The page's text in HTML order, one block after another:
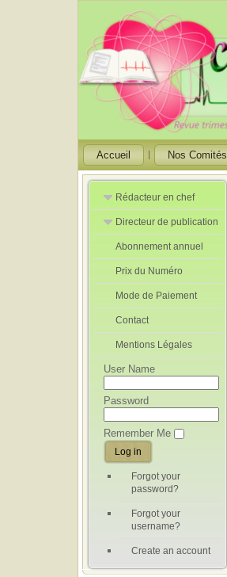
Accueil Nos Comités
Rédacteur en chef
Rédacteurs en
Chef Adjoint
Directeur de publication
Directeur de
publication
adjoint
Abonnement annuel
Prix du Numéro
Mode de Paiement
Contact
Mentions Légales
User Name
Password
Remember Me
Forgot your
password?
Forgot your
username?
Create an account